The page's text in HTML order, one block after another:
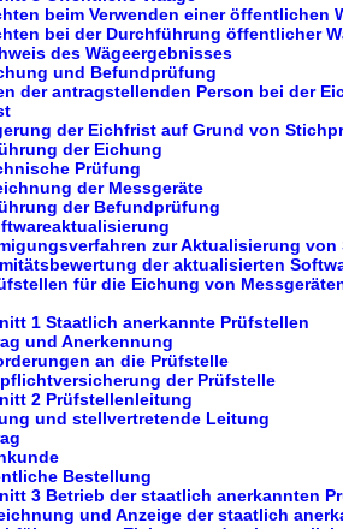
beim Verwenden einer öffentlichen
bei der Durchführung öffentlicher
des Wägeergebnisses
und Befundprüfung
der antragstellenden Person bei der
der Eichfrist auf Grund von
der Eichung
Prüfung
der Messgeräte
der Befundprüfung
zur Aktualisierung von
der aktualisierten
für die Eichung von
1 Staatlich anerkannte Prüfstellen
und Anerkennung
an die Prüfstelle
der Prüfstelle
2 Prüfstellenleitung
und stellvertretende Leitung
Bestellung
3 Betrieb der staatlich anerkannten
und Anzeige der staatlich